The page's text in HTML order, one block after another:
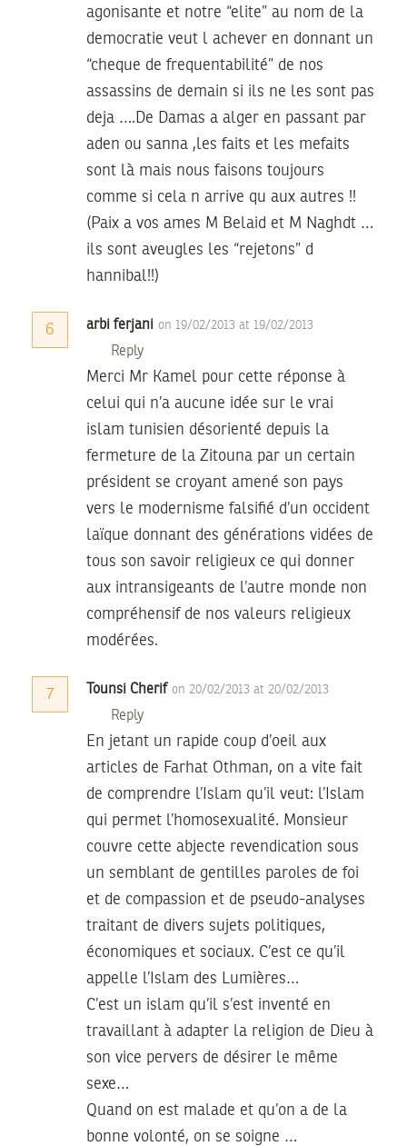
agonisante et notre “elite” au nom de la
democratie veut l achever en donnant un
“cheque de frequentabilité” de nos
assassins de demain si ils ne les sont pas
deja ….De Damas a alger en passant par
aden ou sanna ,les faits et les mefaits
sont là mais nous faisons toujours
comme si cela n arrive qu aux autres !!
(Paix a vos ames M Belaid et M Naghdt …
ils sont aveugles les “rejetons” d
hannibal!!)
6 arbi ferjani on 19/02/2013 at 19/02/2013
Reply
Merci Mr Kamel pour cette réponse à
celui qui n’a aucune idée sur le vrai
islam tunisien désorienté depuis la
fermeture de la Zitouna par un certain
président se croyant amené son pays
vers le modernisme falsifié d’un occident
laïque donnant des générations vidées de
tous son savoir religieux ce qui donner
aux intransigeants de l’autre monde non
compréhensif de nos valeurs religieux
modérées.
7 Tounsi Cherif on 20/02/2013 at 20/02/2013
Reply
En jetant un rapide coup d’oeil aux
articles de Farhat Othman, on a vite fait
de comprendre l’Islam qu’il veut: l’Islam
qui permet l’homosexualité. Monsieur
couvre cette abjecte revendication sous
un semblant de gentilles paroles de foi
et de compassion et de pseudo-analyses
traitant de divers sujets politiques,
économiques et sociaux. C’est ce qu’il
appelle l’Islam des Lumières…
C’est un islam qu’il s’est inventé en
travaillant à adapter la religion de Dieu à
son vice pervers de désirer le même
sexe…
Quand on est malade et qu’on a de la
bonne volonté, on se soigne …